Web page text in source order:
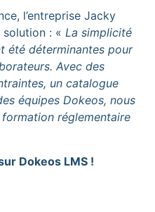
l’entreprise Jacky
: « La simplicité
été déterminantes pour
Avec des
un catalogue
équipes Dokeos, nous
réglementaire
Dokeos LMS !